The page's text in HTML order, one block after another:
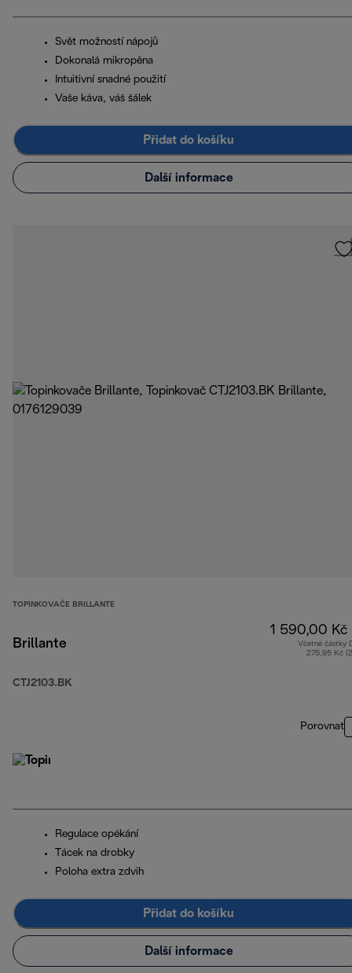
Svět možností nápojů
Dokonalá mikropěna
Intuitivní snadné použití
Vaše káva, váš šálek
Přidat do košíku
Další informace
TOPINKOVAČE BRILLANTE
Brillante
CTJ2103.BK
1 590,00 Kč
Včetně částky
275,95 Kč
Porovnat
Regulace opékání
Tácek na drobky
Poloha extra zdvih
Přidat do košíku
Další informace